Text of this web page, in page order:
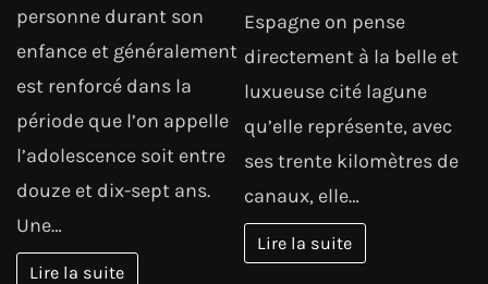
personne durant son
enfance et généralement
est renforcé dans la
période que l’on appelle
l’adolescence soit entre
douze et dix-sept ans.
Une…
Lire la suite
Espagne on pense
directement à la belle et
luxueuse cité lagune
qu’elle représente, avec
ses trente kilomètres de
canaux, elle…
Lire la suite